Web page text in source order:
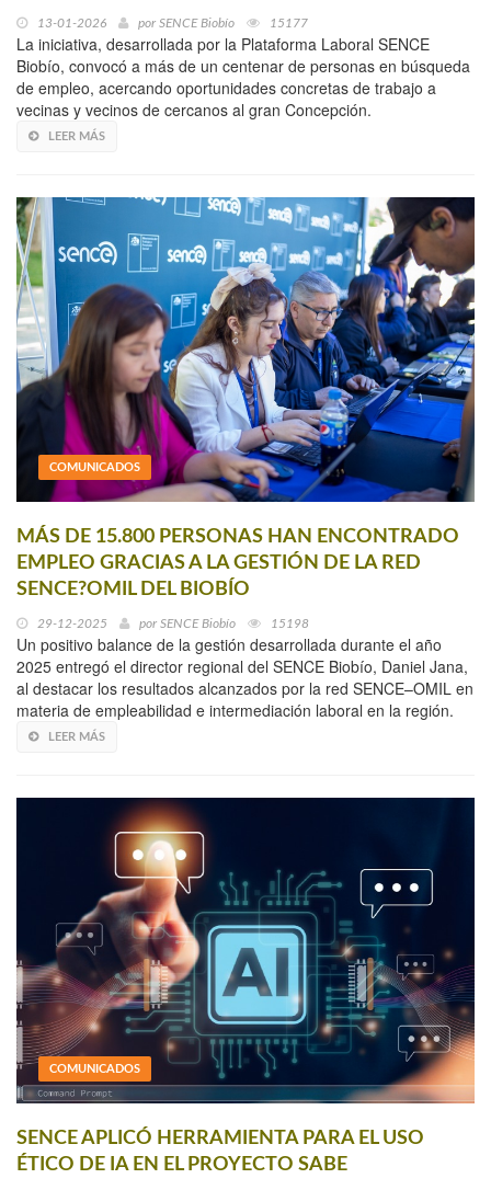
13-01-2026 por SENCE Biobío 15177
La iniciativa, desarrollada por la Plataforma Laboral SENCE
Biobío, convocó a más de un centenar de personas en búsqueda
de empleo, acercando oportunidades concretas de trabajo a
vecinas y vecinos de cercanos al gran Concepción.
LEER MÁS
COMUNICADOS
MÁS DE 15.800 PERSONAS HAN ENCONTRADO
EMPLEO GRACIAS A LA GESTIÓN DE LA RED
SENCE?OMIL DEL BIOBÍO
29-12-2025 por SENCE Biobío 15198
Un positivo balance de la gestión desarrollada durante el año
2025 entregó el director regional del SENCE Biobío, Daniel Jana,
al destacar los resultados alcanzados por la red SENCE–OMIL en
materia de empleabilidad e intermediación laboral en la región.
LEER MÁS
COMUNICADOS
SENCE APLICÓ HERRAMIENTA PARA EL USO
ÉTICO DE IA EN EL PROYECTO SABE